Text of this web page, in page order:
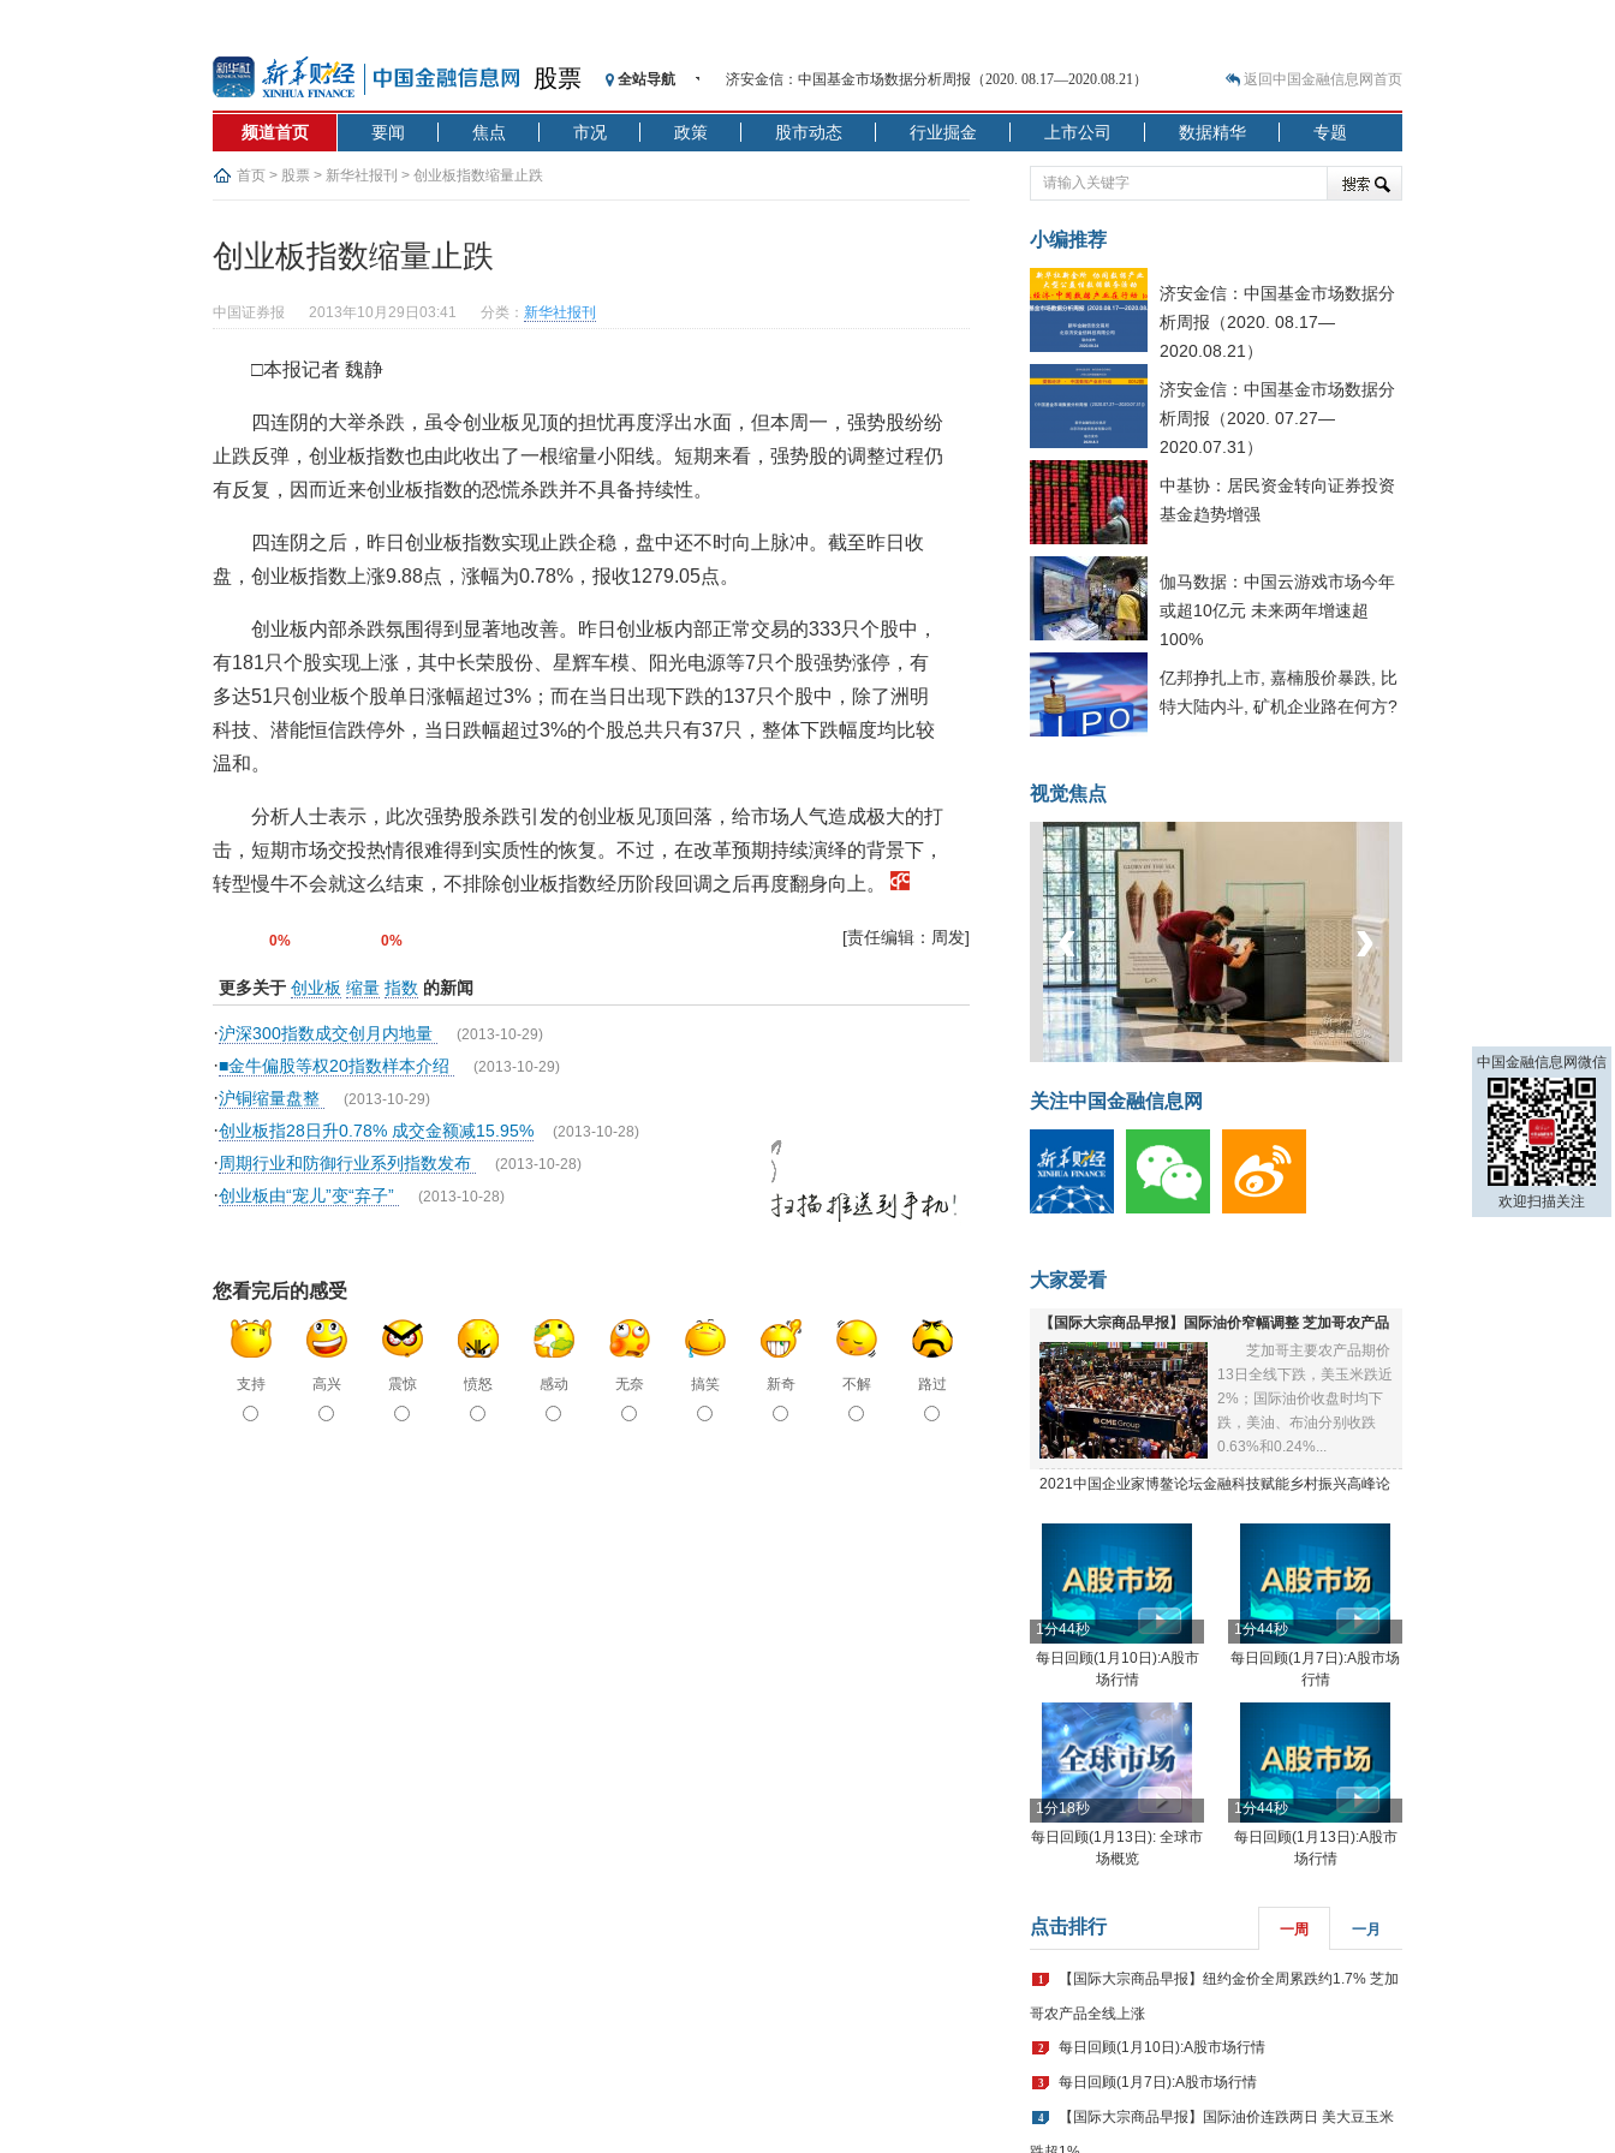
股票 全站导航
济安金信：中国基金市场数据分析周报（2020. 08.17—2020.08.21）
【见·闻】疫情下，新加坡旅游业步履维艰
记者手记：疫情下的香港零售业如何浴火重生？
【见·闻】疫情下一家香港传统零售商的转型突围之旅
济安金信：中国基金市场数据分析周报（2020. 07.27—2020.07.31）
【新华财经调查】同业存单、结构性存款玩起“跷跷板” 结构性失衡藏
央行公开市场净投放300亿元 短端资金利率明显下行
基本面及股市双轮冲击 债市回调十年期债表现最弱
济安金信：中国基金市场数据分析周报（2020. 08.17—2020.08.21）
返回中国金融信息网首页
频道首页 要闻 焦点 市况 政策 股市动态 行业掘金 上市公司 数据精华 专题
首页 > 股票 > 新华社报刊 > 创业板指数缩量止跌
创业板指数缩量止跌
中国证券报 2013年10月29日03:41 分类： 新华社报刊
□本报记者 魏静
四连阴的大举杀跌，虽令创业板见顶的担忧再度浮出水面，但本周一，强势股纷纷
止跌反弹，创业板指数也由此收出了一根缩量小阳线。短期来看，强势股的调整过程仍
有反复，因而近来创业板指数的恐慌杀跌并不具备持续性。
四连阴之后，昨日创业板指数实现止跌企稳，盘中还不时向上脉冲。截至昨日收
盘，创业板指数上涨9.88点，涨幅为0.78%，报收1279.05点。
创业板内部杀跌氛围得到显著地改善。昨日创业板内部正常交易的333只个股中，
有181只个股实现上涨，其中长荣股份、星辉车模、阳光电源等7只个股强势涨停，有
多达51只创业板个股单日涨幅超过3%；而在当日出现下跌的137只个股中，除了洲明
科技、潜能恒信跌停外，当日跌幅超过3%的个股总共只有37只，整体下跌幅度均比较
温和。
分析人士表示，此次强势股杀跌引发的创业板见顶回落，给市场人气造成极大的打
击，短期市场交投热情很难得到实质性的恢复。不过，在改革预期持续演绎的背景下，
转型慢牛不会就这么结束，不排除创业板指数经历阶段回调之后再度翻身向上。
0% 0% [责任编辑：周发]
更多关于 创业板 缩量 指数 的新闻
·沪深300指数成交创月内地量 (2013-10-29)
·■金牛偏股等权20指数样本介绍 (2013-10-29)
·沪铜缩量盘整 (2013-10-29)
·创业板指28日升0.78% 成交金额减15.95% (2013-10-28)
·周期行业和防御行业系列指数发布 (2013-10-28)
·创业板由“宠儿”变“弃子” (2013-10-28)
您看完后的感受
支持 高兴 震惊 愤怒 感动 无奈 搞笑 新奇 不解 路过
小编推荐
济安金信：中国基金市场数据分
析周报（2020. 08.17—
2020.08.21）
济安金信：中国基金市场数据分
析周报（2020. 07.27—
2020.07.31）
中基协：居民资金转向证券投资
基金趋势增强
伽马数据：中国云游戏市场今年
或超10亿元 未来两年增速超
100%
亿邦挣扎上市, 嘉楠股价暴跌, 比
特大陆内斗, 矿机企业路在何方?
视觉焦点
菲律宾：防疫降级
‹ ›
关注中国金融信息网
大家爱看
【国际大宗商品早报】国际油价窄幅调整 芝加哥农产品
全线下跌
芝加哥主要农产品期价
13日全线下跌，美玉米跌近
2%；国际油价收盘时均下
跌，美油、布油分别收跌
0.63%和0.24%...
2021中国企业家博鳌论坛金融科技赋能乡村振兴高峰论
1分44秒
每日回顾(1月10日):A股市
场行情
1分44秒
每日回顾(1月7日):A股市场
行情
1分18秒
每日回顾(1月13日): 全球市
场概览
1分44秒
每日回顾(1月13日):A股市
场行情
点击排行 一周 一月
1 【国际大宗商品早报】纽约金价全周累跌约1.7% 芝加
哥农产品全线上涨
2 每日回顾(1月10日):A股市场行情
3 每日回顾(1月7日):A股市场行情
4 【国际大宗商品早报】国际油价连跌两日 美大豆玉米
中国金融信息网微信
欢迎扫描关注